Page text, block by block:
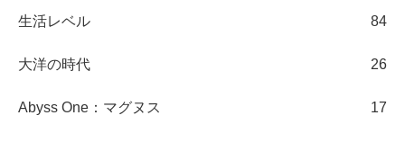
生活レベル 84
大洋の時代 26
Abyss One：マグヌス 17